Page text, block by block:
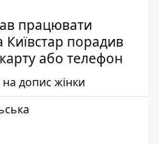
працювати
Київстар порадив
або телефон
на допис жінки